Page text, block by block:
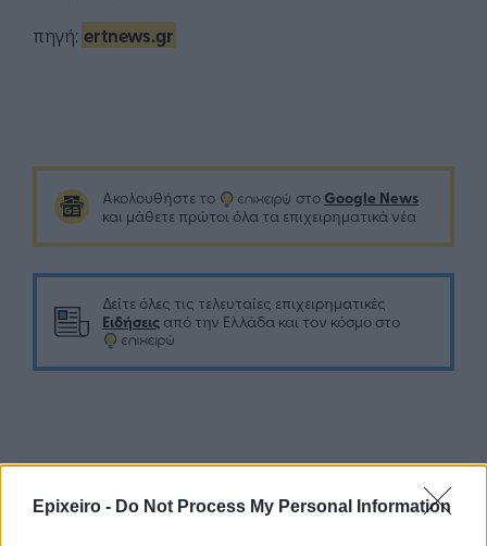
Epixeiro - Do Not Process My Personal Information
πηγή: ertnews.gr
Ακολουθήστε το στο Google News
και μάθετε πρώτοι όλα τα επιχειρηματικά νέα
Δείτε όλες τις τελευταίες επιχειρηματικές
Ειδήσεις από την Ελλάδα και τον κόσμο στο
Σχολιάστε